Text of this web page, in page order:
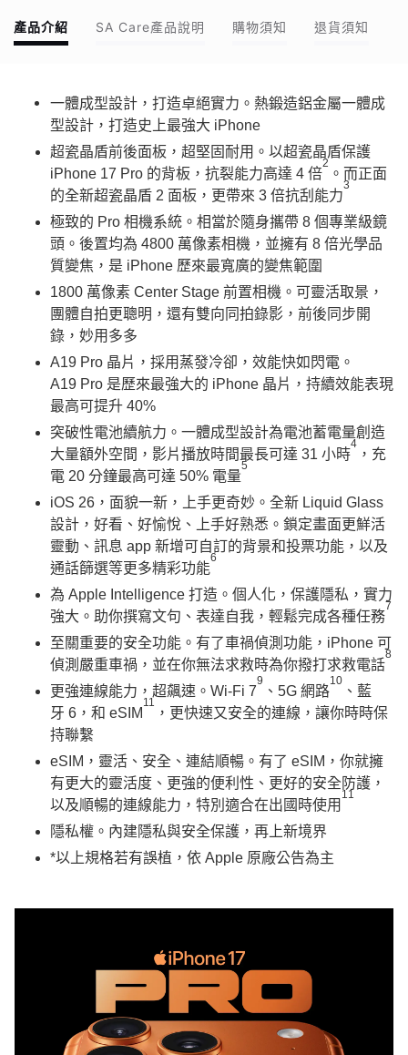
產品介紹 SA Care產品說明 購物須知 退貨須知
一體成型設計，打造卓絕實力。熱鍛造鋁金屬一體成
型設計，打造史上最強大 iPhone
超瓷晶盾前後面板，超堅固耐用。以超瓷晶盾保護
iPhone 17 Pro 的背板，抗裂能力高達 4 倍
2
。而正面
的全新超瓷晶盾 2 面板，更帶來 3 倍抗刮能力
3
極致的 Pro 相機系統。相當於隨身攜帶 8 個專業級鏡
頭。後置均為 4800 萬像素相機，並擁有 8 倍光學品
質變焦，是 iPhone 歷來最寬廣的變焦範圍
1800 萬像素 Center Stage 前置相機。可靈活取景，
團體自拍更聰明，還有雙向同拍錄影，前後同步開
錄，妙用多多
A19 Pro 晶片，採用蒸發冷卻，效能快如閃電。
A19 Pro 是歷來最強大的 iPhone 晶片，持續效能表現
最高可提升 40%
突破性電池續航力。一體成型設計為電池蓄電量創造
大量額外空間，影片播放時間最長可達 31 小時
4
，充
電 20 分鐘最高可達 50% 電量
5
iOS 26，面貌一新，上手更奇妙。全新 Liquid Glass
設計，好看、好愉悅、上手好熟悉。鎖定畫面更鮮活
靈動、訊息 app 新增可自訂的背景和投票功能，以及
通話篩選等更多精彩功能
6
為 Apple Intelligence 打造。個人化，保護隱私，實力
強大。助你撰寫文句、表達自我，輕鬆完成各種任務
7
至關重要的安全功能。有了車禍偵測功能，iPhone 可
偵測嚴重車禍，並在你無法求救時為你撥打求救電話
8
更強連線能力，超飆速。Wi-Fi 7
9
、5G 網路
10
、藍
牙 6，和 eSIM
11
，更快速又安全的連線，讓你時時保
持聯繫
eSIM，靈活、安全、連結順暢。有了 eSIM，你就擁
有更大的靈活度、更強的便利性、更好的安全防護，
以及順暢的連線能力，特別適合在出國時使用
11
隱私權。內建隱私與安全保護，再上新境界
*以上規格若有誤植，依 Apple 原廠公告為主